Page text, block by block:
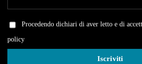
Procedendo dichiari di aver letto e di
policy